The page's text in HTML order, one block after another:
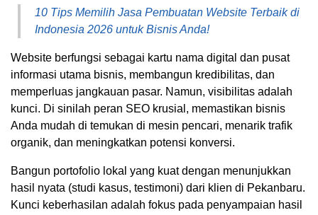
10 Tips Memilih Jasa Pembuatan Website Terbaik di
Indonesia 2026 untuk Bisnis Anda!
Website berfungsi sebagai kartu nama digital dan pusat
informasi utama bisnis, membangun kredibilitas, dan
memperluas jangkauan pasar. Namun, visibilitas adalah
kunci. Di sinilah peran SEO krusial, memastikan bisnis
Anda mudah di temukan di mesin pencari, menarik trafik
organik, dan meningkatkan potensi konversi.
Bangun portofolio lokal yang kuat dengan menunjukkan
hasil nyata (studi kasus, testimoni) dari klien di Pekanbaru.
Kunci keberhasilan adalah fokus pada penyampaian hasil